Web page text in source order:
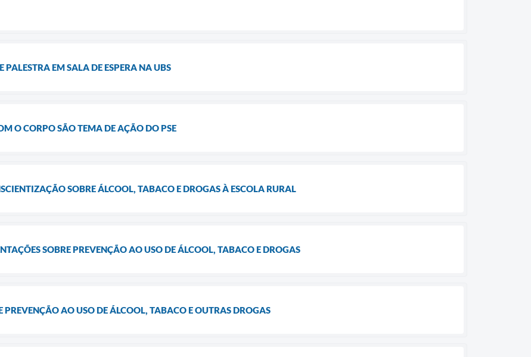
PALESTRA EM SALA DE ESPERA NA UBS
O CORPO SÃO TEMA DE AÇÃO DO PSE
SOBRE ÁLCOOL, TABACO E DROGAS À ESCOLA RURAL
SOBRE PREVENÇÃO AO USO DE ÁLCOOL, TABACO E DROGAS
PREVENÇÃO AO USO DE ÁLCOOL, TABACO E OUTRAS DROGAS